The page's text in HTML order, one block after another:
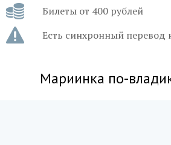
Билеты от 400 рублей
Есть синхронный перевод
Мариинка по-